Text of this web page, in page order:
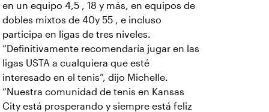
en un equipo 4,5 , 18 y más, en equipos de
dobles mixtos de 40y 55 , e incluso
participa en ligas de tres niveles.
“Definitivamente recomendaría jugar en las
ligas USTA a cualquiera que esté
interesado en el tenis”, dijo Michelle.
“Nuestra comunidad de tenis en Kansas
City está prosperando y siempre está feliz